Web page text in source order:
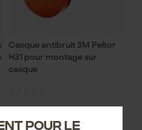
Casque antibruit 3M Peltor
H31 pour montage sur
casque
pour le